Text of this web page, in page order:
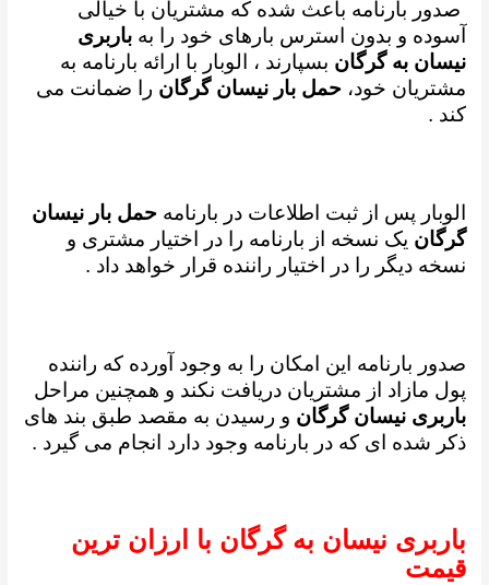
صدور بارنامه باعث شده که مشتریان با خیالی
آسوده و بدون استرس بارهای خود را بهباربری
نیسان به گرگان بسپارند ،
الوبار با ارائه بارنامه به
مشتریان خود،حمل بار نیسان گرگان را ضمانت می
کند .
الوبار پس از ثبت اطلاعات در بارنامهحمل بار نیسان
گرگان یک نسخه از بارنامه را در اختیار مشتری و
نسخه دیگر را در اختیار راننده قرار خواهد داد .
صدور بارنامه این امکان را به وجود آورده که راننده
پول مازاد از مشتریان دریافت نکند و همچنین مراحل
باربری نیسان گرگان و رسیدن به مقصد طبق بند های
ذکر شده ای که در بارنامه وجود دارد انجام می گیرد .
باربری نیسان به گرگان با ارزان ترین
قیمت